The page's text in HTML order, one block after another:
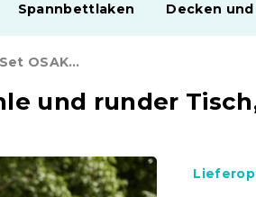
Spannbettlaken Decken
Gartenmöbel-Set OSAKA SIRVON - 2 Stühle und runder Tisch, Beige
und runder